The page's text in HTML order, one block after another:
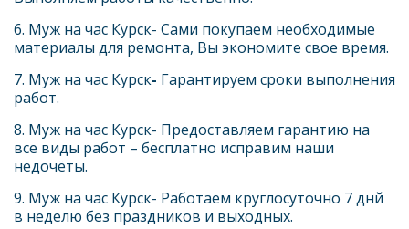
6. Муж на час Курск- Сами покупаем необходимые
материалы для ремонта, Вы экономите свое время.
7. Муж на час Курск- Гарантируем сроки выполнения
работ.
8. Муж на час Курск- Предоставляем гарантию на
все виды работ – бесплатно исправим наши
недочёты.
9. Муж на час Курск- Работаем круглосуточно 7 днй
в неделю без праздников и выходных.